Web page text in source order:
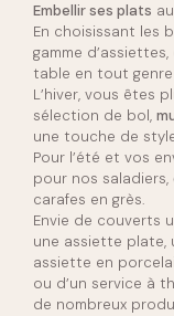
Embellir ses plats
En choisissant les
gamme
table en tout
L’hiver, vous êtes
sélection de bol,
une touche de
Pour l’été et vos
pour nos saladiers,
carafes en grès.
Envie de couverts
une assiette plate,
assiette en
ou d’un service à
de nombreux